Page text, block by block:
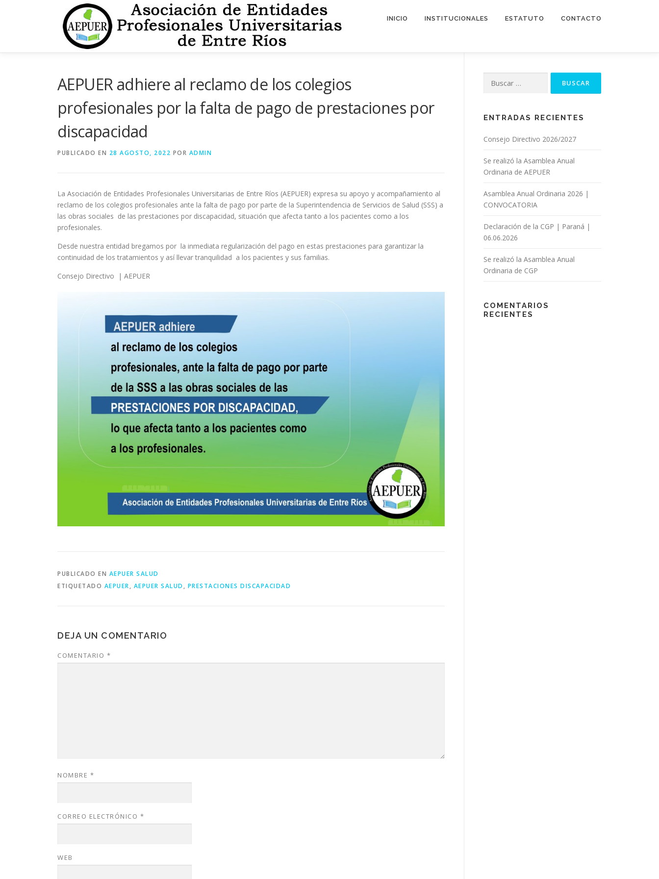
INICIO INSTITUCIONALES ESTATUTO CONTACTO
AEPUER adhiere al reclamo de los colegios
profesionales por la falta de pago de prestaciones por
discapacidad
PUBLICADO EN 28 AGOSTO, 2022 POR ADMIN
La Asociación de Entidades Profesionales Universitarias de Entre Ríos (AEPUER) expresa su apoyo y acompañamiento al
reclamo de los colegios profesionales ante la falta de pago por parte de la Superintendencia de Servicios de Salud (SSS) a
las obras sociales de las prestaciones por discapacidad, situación que afecta tanto a los pacientes como a los
profesionales.
Desde nuestra entidad bregamos por la inmediata regularización del pago en estas prestaciones para garantizar la
continuidad de los tratamientos y así llevar tranquilidad a los pacientes y sus familias.
Consejo Directivo | AEPUER
PUBLICADO EN AEPUER SALUD
ETIQUETADO AEPUER, AEPUER SALUD , PRESTACIONES DISCAPACIDAD
DEJA UN COMENTARIO
COMENTARIO *
NOMBRE *
CORREO ELECTRÓNICO *
WEB
ENTRADAS RECIENTES
Consejo Directivo 2026/2027
Se realizó la Asamblea Anual
Ordinaria de AEPUER
Asamblea Anual Ordinaria 2026 |
CONVOCATORIA
Declaración de la CGP | Paraná |
06.06.2026
Se realizó la Asamblea Anual
Ordinaria de CGP
COMENTARIOS
RECIENTES